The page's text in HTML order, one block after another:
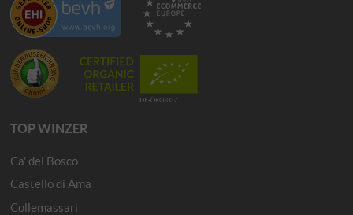
TOP WINZER
Ca' del Bosco
Castello di Ama
Collemassari